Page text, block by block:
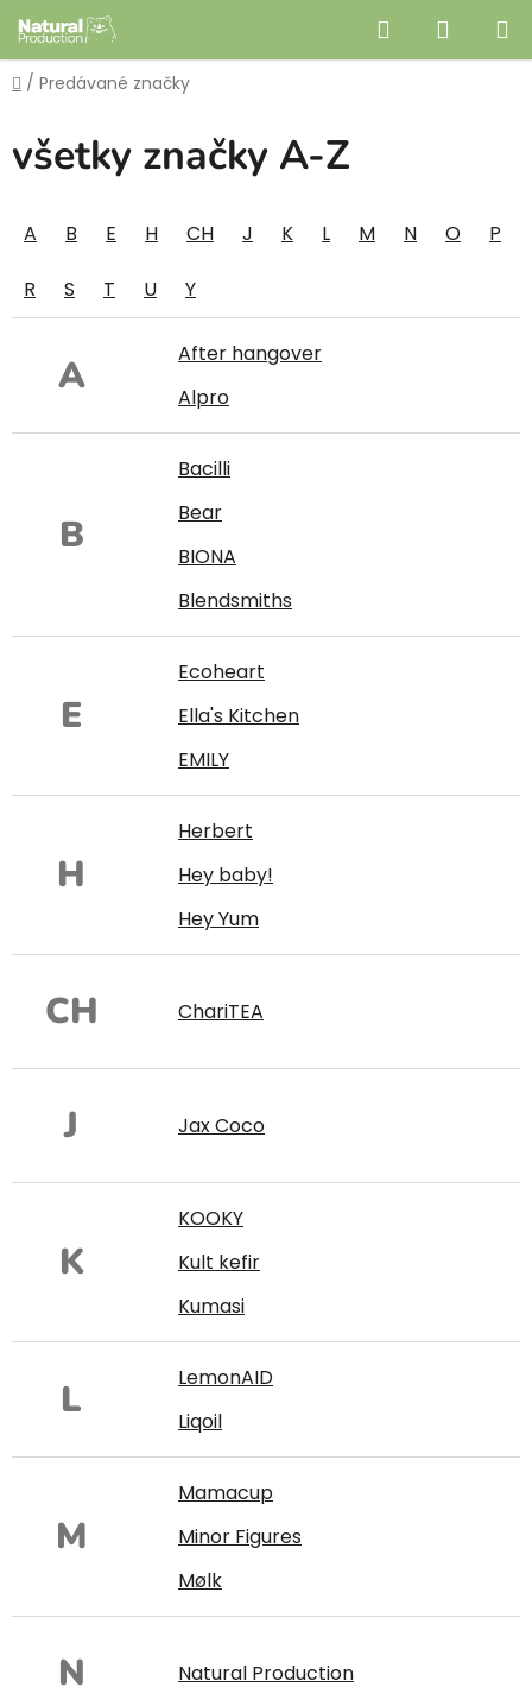
na
obsah
Hľadať
KOŠÍK
Domov
/ Predávané značky
všetky značky A-Z
A B E H CH J K L M N O P
R S T U Y
A
After hangover
Alpro
B
Bacilli
Bear
BIONA
Blendsmiths
E
Ecoheart
Ella's Kitchen
EMILY
H
Herbert
Hey baby!
Hey Yum
CH ChariTEA
J Jax Coco
K
KOOKY
Kult kefir
Kumasi
L
LemonAID
Liqoil
M
Mamacup
Minor Figures
Mølk
N Natural Production